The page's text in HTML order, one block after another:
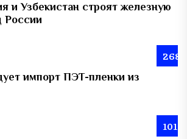
и Узбекистан строят железную
России
268
импорт ПЭТ-пленки из
101